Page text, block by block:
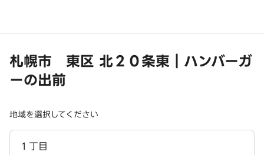
札幌市 東区 北２０条東｜ハンバーガ
ーの出前
地域を選択してください
１丁目